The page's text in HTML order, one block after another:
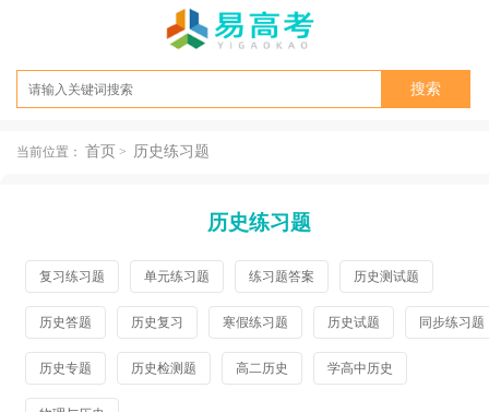
当前位置： 首页 > 历史练习题
历史练习题
复习练习题 单元练习题 练习题答案 历史测试题
历史答题 历史复习 寒假练习题 历史试题 同步练习题
历史专题 历史检测题 高二历史 学高中历史